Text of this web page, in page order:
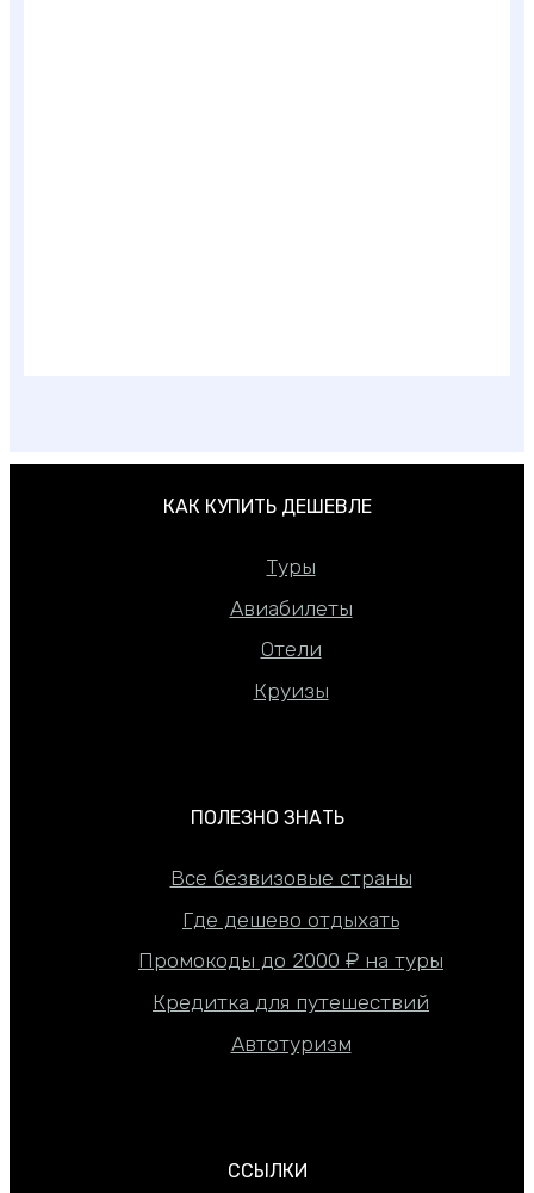
КАК КУПИТЬ ДЕШЕВЛЕ
Туры
Авиабилеты
Отели
Круизы
ПОЛЕЗНО ЗНАТЬ
Все безвизовые страны
Где дешево отдыхать
Промокоды до 2000 ₽ на туры
Кредитка для путешествий
Автотуризм
ССЫЛКИ